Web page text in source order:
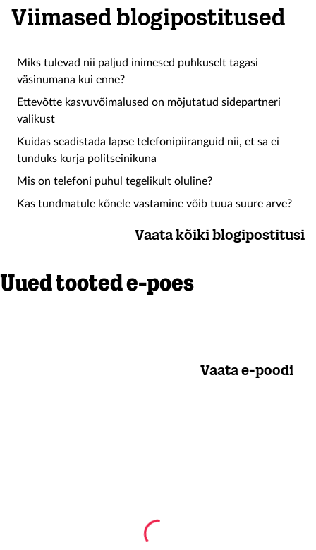
Viimased blogipostitused
Miks tulevad nii paljud inimesed puhkuselt tagasi
väsinumana kui enne?
Ettevõtte kasvuvõimalused on mõjutatud sidepartneri
valikust
Kuidas seadistada lapse telefonipiiranguid nii, et sa ei
tunduks kurja politseinikuna
Mis on telefoni puhul tegelikult oluline?
Kas tundmatule kõnele vastamine võib tuua suure arve?
Vaata kõiki blogipostitusi
Uued tooted e-poes
Vaata e-poodi